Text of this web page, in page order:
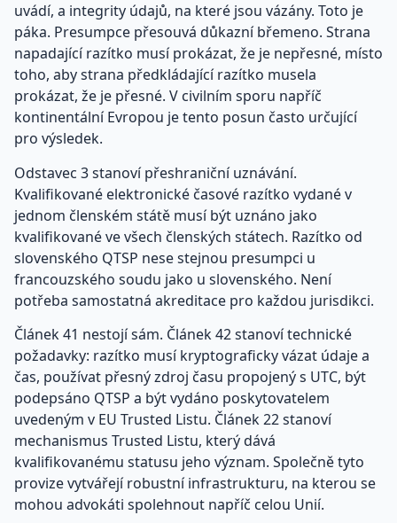
uvádí, a integrity údajů, na které jsou vázány. Toto je
páka. Presumpce přesouvá důkazní břemeno. Strana
napadající razítko musí prokázat, že je nepřesné, místo
toho, aby strana předkládající razítko musela
prokázat, že je přesné. V civilním sporu napříč
kontinentální Evropou je tento posun často určující
pro výsledek.
Odstavec 3 stanoví přeshraniční uznávání.
Kvalifikované elektronické časové razítko vydané v
jednom členském státě musí být uznáno jako
kvalifikované ve všech členských státech. Razítko od
slovenského QTSP nese stejnou presumpci u
francouzského soudu jako u slovenského. Není
potřeba samostatná akreditace pro každou jurisdikci.
Článek 41 nestojí sám. Článek 42 stanoví technické
požadavky: razítko musí kryptograficky vázat údaje a
čas, používat přesný zdroj času propojený s UTC, být
podepsáno QTSP a být vydáno poskytovatelem
uvedeným v EU Trusted Listu. Článek 22 stanoví
mechanismus Trusted Listu, který dává
kvalifikovanému statusu jeho význam. Společně tyto
provize vytvářejí robustní infrastrukturu, na kterou se
mohou advokáti spolehnout napříč celou Unií.